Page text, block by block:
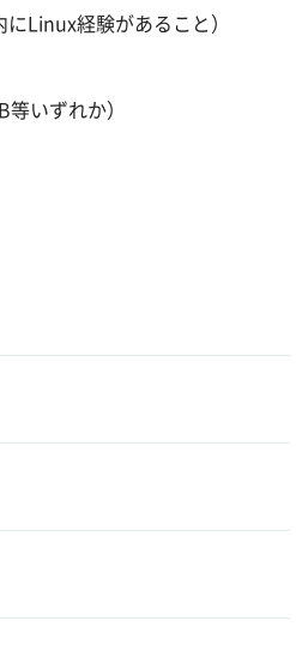
Linux経験があること）
いずれか）